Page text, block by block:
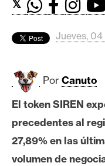
d
s
B
t
c
o
i
𝕏
Jueves,
Por Canuto
El token SIREN
precedentes al
27,89% en las
volumen de